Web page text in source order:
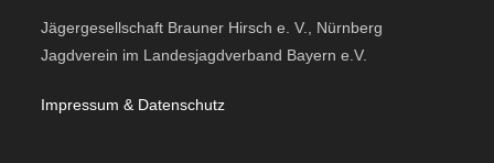
Jägergesellschaft Brauner Hirsch e. V., Nürnberg
Jagdverein im Landesjagdverband Bayern e.V.
Impressum & Datenschutz